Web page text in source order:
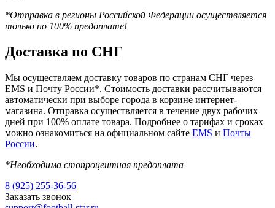
*Отправка в регионы Российской Федерации осуществляется
только по 100% предоплате!
Доставка по СНГ
Мы осуществляем доставку товаров по странам СНГ через
EMS и Почту России*. Стоимость доставки рассчитываются
автоматически при выборе города в корзине интернет-
магазина. Отправка осуществляется в течение двух рабочих
дней при 100% оплате товара. Подробнее о тарифах и сроках
можно ознакомиться на официальном сайте EMS и Почты
России.
*Необходима стопроцентная предоплата
8 (925) 255-36-56
Заказать звонок